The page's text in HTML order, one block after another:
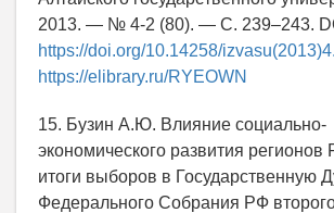
2013. — № 4-2 (80). — С. 239–243.
https://doi.org/10.14258/
https://elibrary.ru/RYEOWN
15. Бузин А.Ю. Влияние социально-
экономического развития регионов
итоги выборов в Государственную
Федерального Собрания РФ